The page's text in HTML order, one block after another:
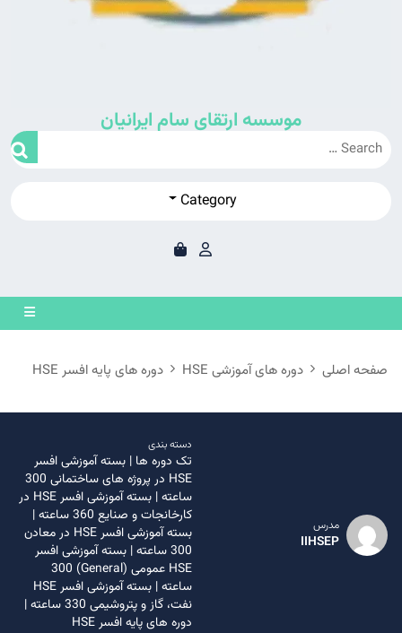
موسسه ارتقای سام ایرانیان
Category
صفحه اصلی دوره های آموزشی HSE دوره های پایه افسر HSE
مدرس
IIHSEP
دسته بندی
تک دوره ها | بسته آموزشی افسر
HSE در پروژه های ساختمانی 300
ساعته|
بسته آموزشی افسر HSE در
کارخانجات و صنایع 360 ساعته
|
بسته آموزشی افسر HSE در معادن
300 ساعته
| بسته آموزشی افسر
HSE عمومی (General) 300
ساعته|
بسته آموزشی افسر HSE
نفت، گاز و پتروشیمی 330 ساعته
|
دوره های پایه افسر HSE